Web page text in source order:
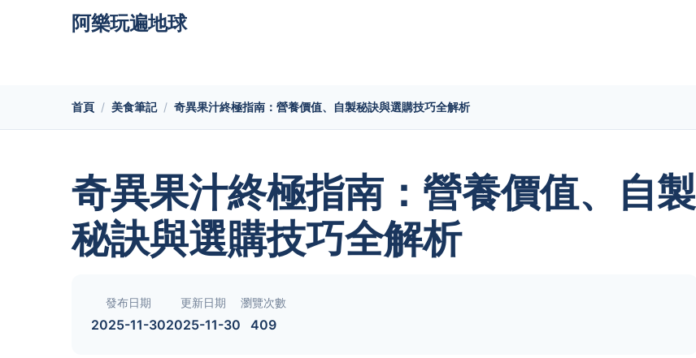
阿樂玩遍地球
首頁 美食筆記 奇異果汁終極指南：營養價值、自製秘訣與選購技巧全解析
奇異果汁終極指南：營養價值、自製
秘訣與選購技巧全解析
發布日期
2025-11-30
更新日期
2025-11-30
瀏覽次數
409